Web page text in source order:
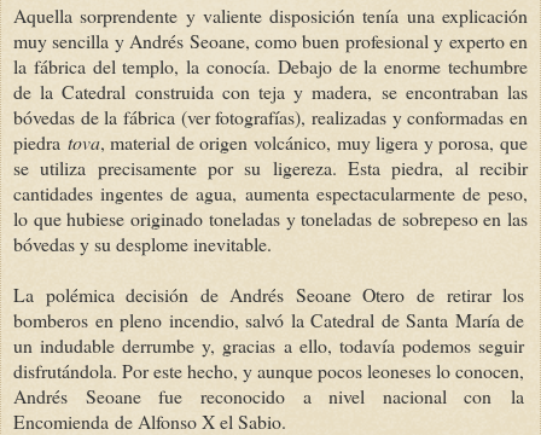
Aquella sorprendente y valiente disposición tenía una explicación
muy sencilla y Andrés Seoane, como buen profesional y experto en
la fábrica del templo, la conocía. Debajo de la enorme techumbre
de la Catedral construida con teja y madera, se encontraban las
bóvedas de la fábrica (ver fotografías), realizadas y conformadas en
piedra tova, material de origen volcánico, muy ligera y porosa, que
se utiliza precisamente por su ligereza. Esta piedra, al recibir
cantidades ingentes de agua, aumenta espectacularmente de peso,
lo que hubiese originado toneladas y toneladas de sobrepeso en las
bóvedas y su desplome inevitable.
La polémica decisión de Andrés Seoane Otero de retirar los
bomberos en pleno incendio, salvó la Catedral de Santa María de
un indudable derrumbe y, gracias a ello, todavía podemos seguir
disfrutándola. Por este hecho, y aunque pocos leoneses lo conocen,
Andrés Seoane fue reconocido a nivel nacional conla
Encomienda de Alfonso X el Sabio.